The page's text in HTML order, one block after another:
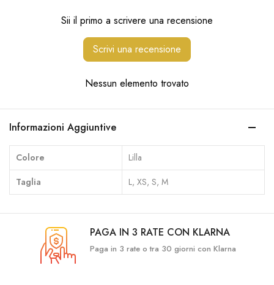
Sii il primo a scrivere una recensione
Scrivi una recensione
Nessun elemento trovato
Informazioni Aggiuntive
Colore
Lilla
Taglia
L, XS, S, M
PAGA IN 3 RATE CON KLARNA
Paga in 3 rate o tra 30 giorni con Klarna